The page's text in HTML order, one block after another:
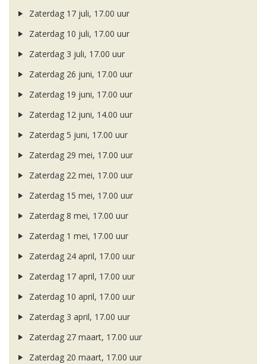
Zaterdag 17 juli, 17.00 uur
Zaterdag 10 juli, 17.00 uur
Zaterdag 3 juli, 17.00 uur
Zaterdag 26 juni, 17.00 uur
Zaterdag 19 juni, 17.00 uur
Zaterdag 12 juni, 14.00 uur
Zaterdag 5 juni, 17.00 uur
Zaterdag 29 mei, 17.00 uur
Zaterdag 22 mei, 17.00 uur
Zaterdag 15 mei, 17.00 uur
Zaterdag 8 mei, 17.00 uur
Zaterdag 1 mei, 17.00 uur
Zaterdag 24 april, 17.00 uur
Zaterdag 17 april, 17.00 uur
Zaterdag 10 april, 17.00 uur
Zaterdag 3 april, 17.00 uur
Zaterdag 27 maart, 17.00 uur
Zaterdag 20 maart, 17.00 uur